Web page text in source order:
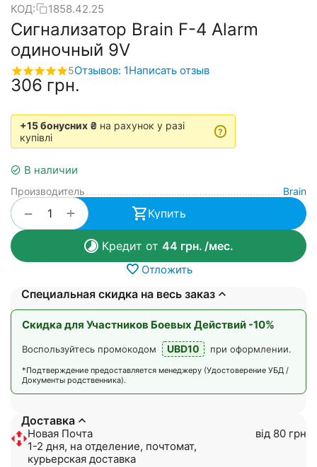
КОД: 1858.42.25
Сигнализатор Brain F-4 Alarm
одиночный 9V
5Отзывов: 1Написать отзыв
‍306‍ грн.
+15 бонусних ₴ на рахунок у разі
купівлі
?
В наличии
Производитель Brain
+
− Купить
Кредит от 44 грн. /мес.
Отложить
Специальная скидка на весь заказ
Скидка для Участников Боевых Действий -10%
Воспользуйтесь промокодом UBD10 при оформлении.
*Подтверждение предоставляется менеджеру (Удостоверение УБД /
Документы родственника).
Доставка
Новая Почта
1-2 дня, на отделение, почтомат,
курьерская доставка
від 80 грн